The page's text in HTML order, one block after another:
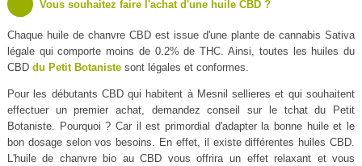
Vous souhaitez faire l'achat d'une huile CBD ?
Chaque huile de chanvre CBD est issue d'une plante de cannabis Sativa
légale qui comporte moins de 0.2% de THC. Ainsi, toutes les huiles du
CBD du Petit Botanistesont légales et conformes.
Pour les débutants CBD qui habitent à Mesnil sellieres et qui souhaitent
effectuer un premier achat, demandez conseil sur le tchat du Petit
Botaniste. Pourquoi ? Car il est primordial d'adapter la bonne huile et le
bon dosage selon vos besoins. En effet, il existe différentes huiles CBD.
L'huile de chanvre bio au CBD vous offrira un effet relaxant et vous